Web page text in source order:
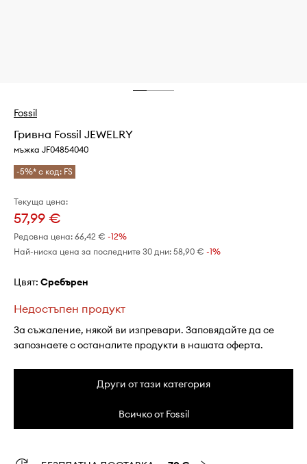
Fossil
Гривна Fossil JEWELRY
мъжка JF04854040
-5%* с код: FS
Текуща цена:
57,99 €
Редовна цена: 66,42 € -12%
Най-ниска цена за последните 30 дни: 58,90 € -1%
Цвят: сребърен
Недостъпен продукт
За съжаление, някой ви изпревари. Заповядайте да се
запознаете с останалите продукти в нашата оферта.
Други от тази категория
Всичко от Fossil